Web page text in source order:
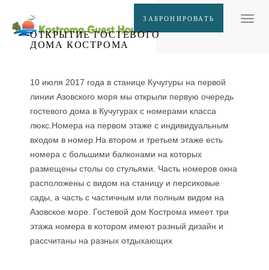
ЗАБРОНИРОВАТЬ
ОТКРЫТИЕ ГОСТЕВОГО
ДОМА КОСТРОМА
10 июля 2017 года в станице Кучугуры на первой
линии Азовского моря мы открыли первую очередь
гостевого дома в Кучугурах с номерами класса
люкс.Номера на первом этаже с индивидуальным
входом в номер.На втором и третьем этаже есть
номера с большими балконами на которых
размещены столы со стульями. Часть номеров окна
расположены с видом на станицу и персиковые
сады, а часть с частичным или полным видом на
Азовское море. Гостевой дом Кострома имеет три
этажа номера в котором имеют разный дизайн и
рассчитаны на разных отдыхающих